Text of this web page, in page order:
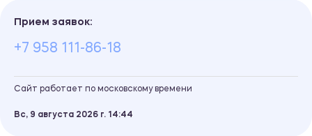
Прием заявок:
+7 958 111-86-18
Сайт работает по московскому времени
Вс, 9 августа 2026 г. 14 44